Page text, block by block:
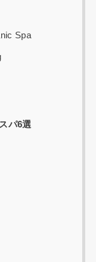
Spa
パ6選